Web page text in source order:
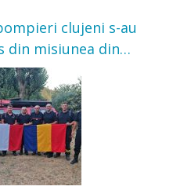
clujeni s-au
din misiunea din
Au intervenit la
de vegetație și